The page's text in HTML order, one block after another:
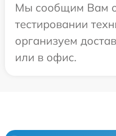
Мы сообщим Вам
тестировании
организуем
или в офис.